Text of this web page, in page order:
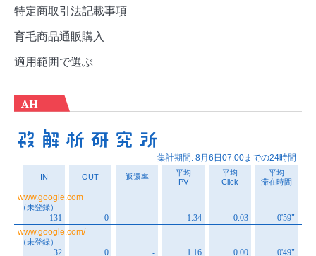
特定商取引法記載事項
育毛商品通販購入
適用範囲で選ぶ
AH